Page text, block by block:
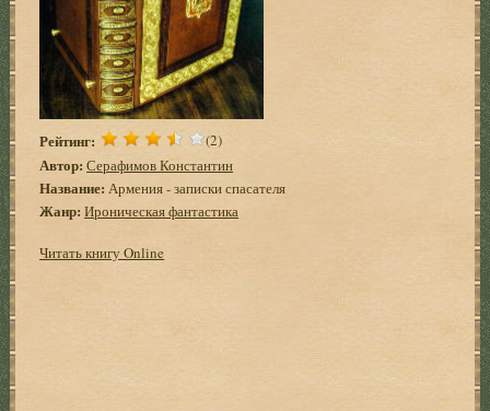
Рейтинг: (2)
Автор: Серафимов Константин
Название: Армения - записки спасателя
Жанр: Ироническая фантастика
Читать книгу Online